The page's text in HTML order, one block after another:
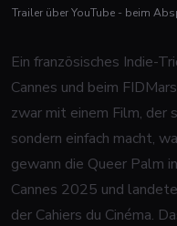
Trailer über YouTube - beim
Ein französisches Indie-
Cannes und beim
zwar mit einem Film, der
sondern einfach macht,
gewann die Queer Palm
Cannes 2025 und
der Cahiers du Cinéma.